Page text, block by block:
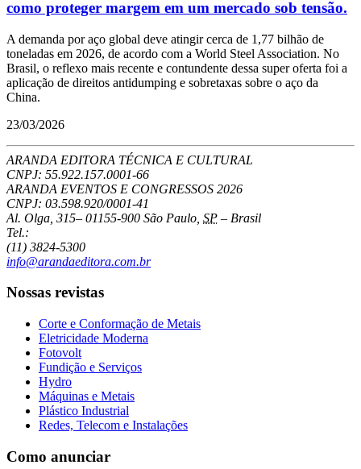
como proteger margem em um mercado sob tensão.
A demanda por aço global deve atingir cerca de 1,77 bilhão de
toneladas em 2026, de acordo com a World Steel Association. No
Brasil, o reflexo mais recente e contundente dessa super oferta foi a
aplicação de direitos antidumping e sobretaxas sobre o aço da
China.
23/03/2026
ARANDA EDITORA TÉCNICA E CULTURAL
CNPJ: 55.922.157.0001-66
ARANDA EVENTOS E CONGRESSOS 2026
CNPJ: 03.598.920/0001-41
Al. Olga, 315– 01155-900 São Paulo SP – Brasil
Tel.:
(11) 3824-5300
info@arandaeditora.com.br
Nossas revistas
Corte e Conformação de Metais
Eletricidade Moderna
Fotovolt
Fundição e Serviços
Hydro
Máquinas e Metais
Plástico Industrial
Redes, Telecom e Instalações
Como anunciar